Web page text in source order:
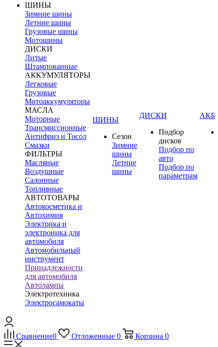
ШИНЫ
Зимние шины
Летние шины
Грузовые шины
Мотошины
ДИСКИ
Литые
Штампованные
АККУМУЛЯТОРЫ
Легковые
Грузовые
Мотоаккумуляторы
МАСЛА
Моторные
Трансмиссионные
Антифриз и Тосол
Смазки
ФИЛЬТРЫ
Масляные
Воздушные
Салонные
Топливные
АВТОТОВАРЫ
Автокосметика и
Автохимия
Электрика и
электроника для
автомобиля
Автомобильный
инструмент
Принадлежности
для автомобиля
Автолампы
Электротехника
Электросамокаты
ШИНЫ
Сезон
Зимние
шины
Летние
шины
ДИСКИ
Подбор
дисков
Подбор по
авто
Подбор по
параметрам
АКБ
Сравнение0 Отложенные 0 Корзина 0